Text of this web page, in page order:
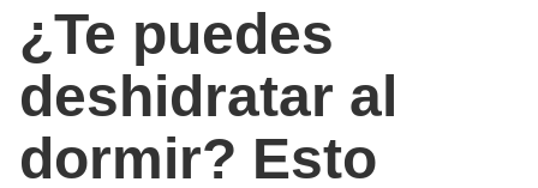
¿Te puedes
deshidratar al
dormir? Esto